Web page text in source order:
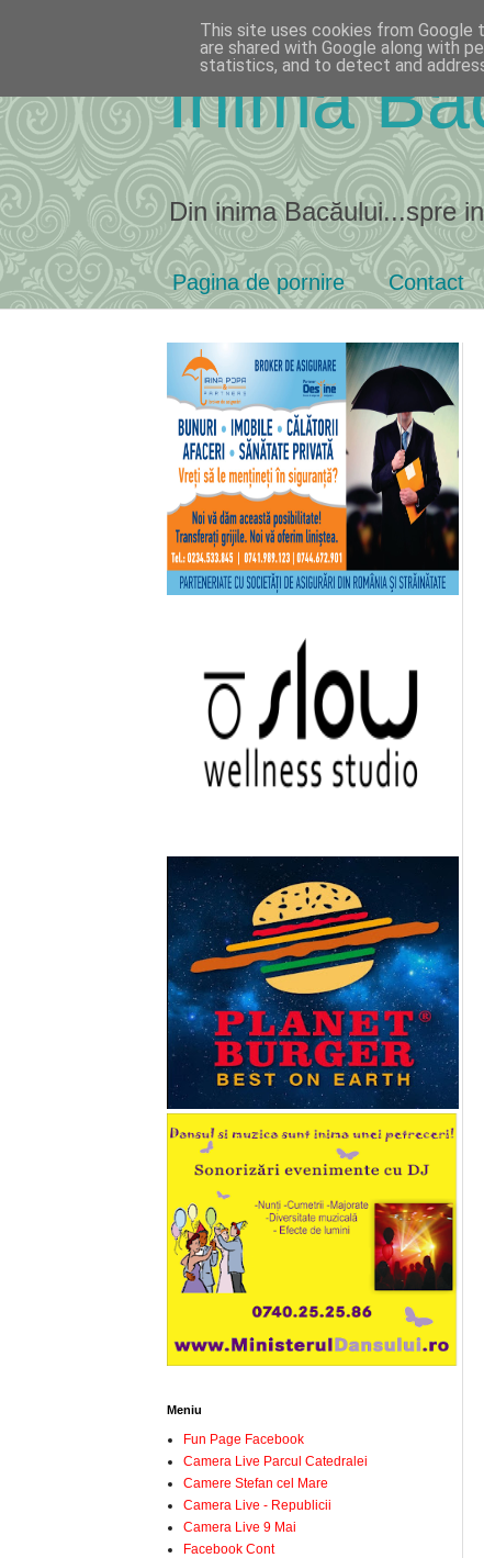
Inima
Din inima Bacăului...spre
Pagina de pornire Contact
Meniu
Fun Page Facebook
Camera Live Parcul Catedralei
Camere Stefan cel Mare
Camera Live - Republicii
Camera Live 9 Mai
Facebook Cont
This site uses cookies from Google
are shared with Google along with
statistics, and to detect and